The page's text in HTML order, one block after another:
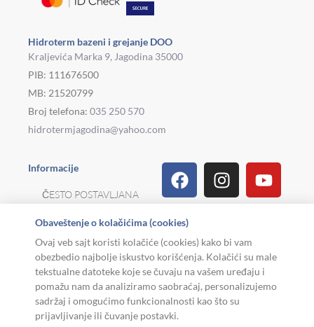
Hidroterm bazeni i grejanje DOO
Kraljevića Marka 9, Jagodina 35000
PIB: 111676500
MB: 21520799
Broj telefona: 035 250 570
hidrotermjagodina@yahoo.com
Informacije
ČESTO POSTAVLJANA
REKLAMACIJE I
POVRAT ROBE
USLOVI KORIŠĆENJA
FacebookInstagram
Linkedin
Viber
TiktokPinterest
Obaveštenje o kolačićima (cookies)
Ovaj veb sajt koristi kolačiće (cookies) kako bi vam
obezbedio najbolje iskustvo korišćenja. Kolačići su male
tekstualne datoteke koje se čuvaju na vašem uređaju i
pomažu nam da analiziramo saobraćaj, personalizujemo
sadržaj i omogućimo funkcionalnosti kao što su
prijavljivanje ili čuvanje postavki.